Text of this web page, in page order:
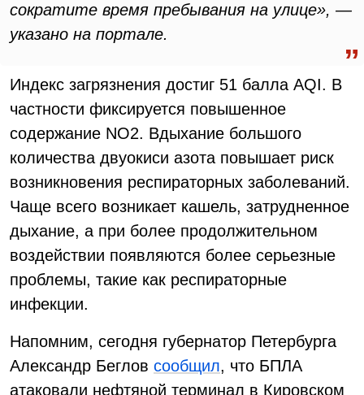
сократите время пребывания на улице», —
указано на портале.
Индекс загрязнения достиг 51 балла AQI. В
частности фиксируется повышенное
содержание NO2. Вдыхание большого
количества двуокиси азота повышает риск
возникновения респираторных заболеваний.
Чаще всего возникает кашель, затрудненное
дыхание, а при более продолжительном
воздействии появляются более серьезные
проблемы, такие как респираторные
инфекции.
Напомним, сегодня губернатор Петербурга
Александр Беглов сообщил, что БПЛА
атаковали нефтяной терминал в Кировском